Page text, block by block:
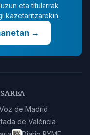
eta titularrak
kazetaritzarekin.
→
de Madrid
de València